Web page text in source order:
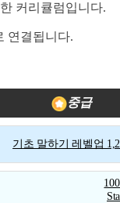
커리큘럼입니다.
연결됩니다.
중급
기초 말하기 레벨업